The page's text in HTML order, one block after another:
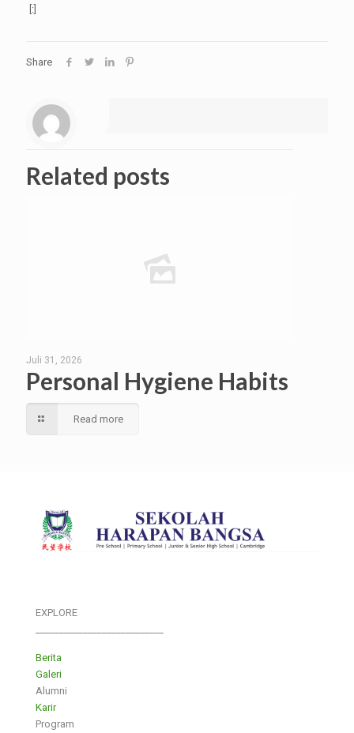
[:]
Share
Related posts
Juli 31, 2026
Personal Hygiene Habits
Read more
EXPLORE
Berita
Galeri
Alumni
Karir
Program